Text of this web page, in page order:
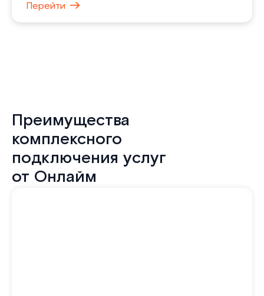
Перейти
Преимущества
комплексного
подключения услуг
от Онлайм